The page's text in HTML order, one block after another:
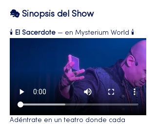
🎭 Sinopsis del Show
🕯️ El Sacerdote — en Mysterium World 🕯️
Adéntrate en un teatro donde cada